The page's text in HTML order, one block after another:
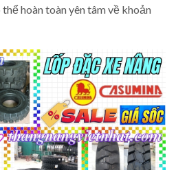
hoàn toàn yên tâm về khoản